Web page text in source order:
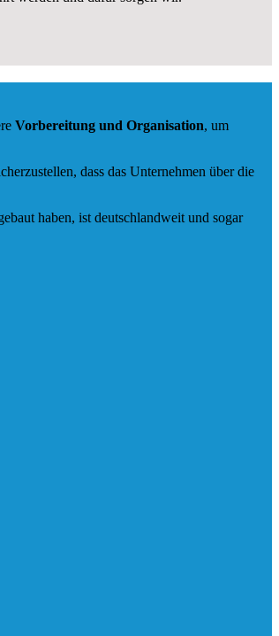
Vorbereitung und Organisation, um
dass das Unternehmen über die
haben, ist deutschlandweit und sogar